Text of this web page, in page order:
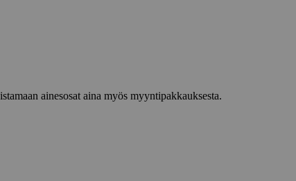
ainesosat aina myös myyntipakkauksesta.